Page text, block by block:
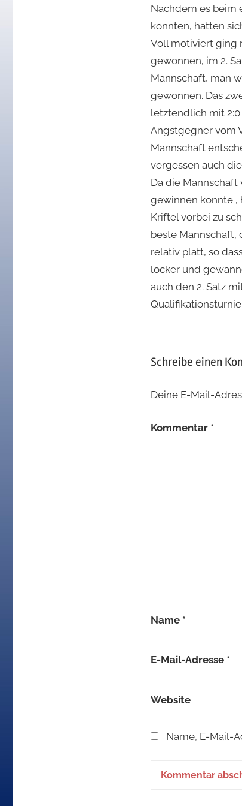
2018
Nachdem es beim
konnten, hatten
Voll motiviert ging
gewonnen, im 2.
Mannschaft, man
gewonnen. Das
letztendlich mit 2:0
Angstgegner vom
Mannschaft
vergessen auch
Da die
gewinnen konnte ,
Kriftel vorbei zu
beste Mannschaft,
relativ platt, so
locker und
auch den 2. Satz
Schreibe einen
Deine E-Mail-
Kommentar *
Name *
E-Mail-Adresse *
Website
Name, E-Mail-